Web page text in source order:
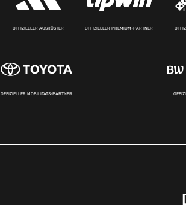
OFFIZIELLER AUSRÜSTER OFFIZIELLER PREMIUM-PARTNER
OFFIZIELLER MOBILITÄTS-PARTNER